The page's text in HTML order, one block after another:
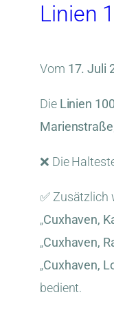
Linien
Vom 17. Juli
Die Linien
Marienstraße
❌ Die
✅ Zusätzlich
„Cuxhaven,
„Cuxhaven,
„Cuxhaven,
bedient.